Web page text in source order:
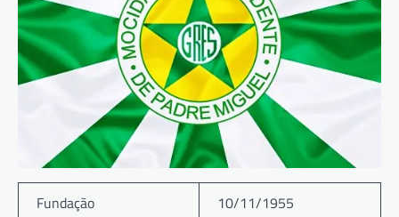
Fundação
10/11/1955